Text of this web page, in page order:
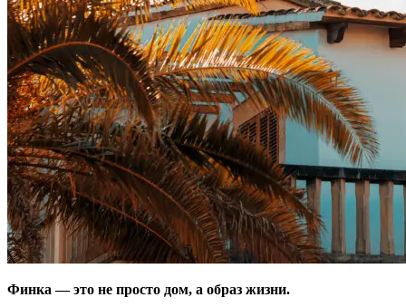
Финка — это не просто дом, а образ жизни.